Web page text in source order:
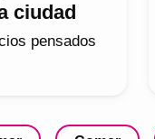
ciudad
pensados